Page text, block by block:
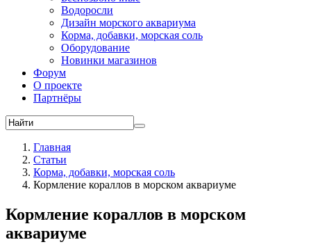
Водоросли
Дизайн морского аквариума
Корма, добавки, морская соль
Оборудование
Новинки магазинов
Форум
О проекте
Партнёры
Главная
Статьи
Корма, добавки, морская соль
Кормление кораллов в морском аквариуме
Кормление кораллов в морском
аквариуме